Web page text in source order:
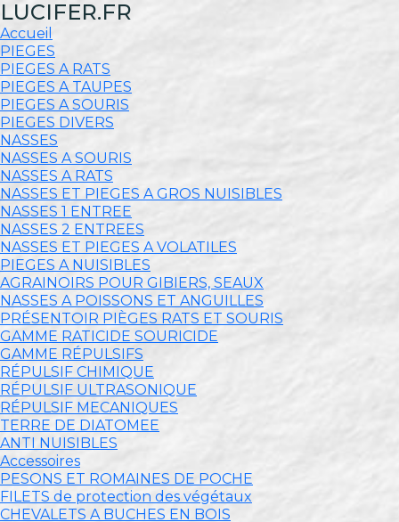
LUCIFER.FR
Accueil
PIEGES
PIEGES A RATS
PIEGES A TAUPES
PIEGES A SOURIS
PIEGES DIVERS
NASSES
NASSES A SOURIS
NASSES A RATS
NASSES ET PIEGES A GROS NUISIBLES
NASSES 1 ENTREE
NASSES 2 ENTREES
NASSES ET PIEGES A VOLATILES
PIEGES A NUISIBLES
AGRAINOIRS POUR GIBIERS, SEAUX
NASSES A POISSONS ET ANGUILLES
PRÉSENTOIR PIÈGES RATS ET SOURIS
GAMME RATICIDE SOURICIDE
GAMME RÉPULSIFS
RÉPULSIF CHIMIQUE
RÉPULSIF ULTRASONIQUE
RÉPULSIF MECANIQUES
TERRE DE DIATOMEE
ANTI NUISIBLES
Accessoires
PESONS ET ROMAINES DE POCHE
FILETS de protection des végétaux
CHEVALETS A BUCHES EN BOIS